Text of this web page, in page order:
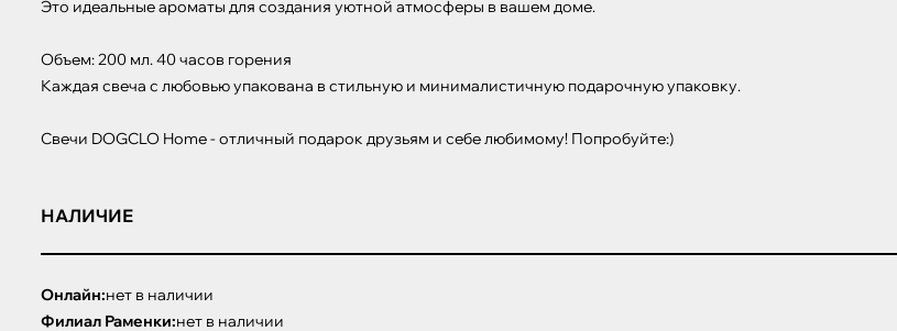
Это идеальные ароматы для создания уютной атмосферы в вашем доме.
Объем: 200 мл. 40 часов горения
Каждая свеча с любовью упакована в стильную и минималистичную подарочную упаковку.
Свечи DOGCLO Home - отличный подарок друзьям и себе любимому! Попробуйте:)
НАЛИЧИЕ
Онлайн:нет в наличии
Филиал Раменки:нет в наличии